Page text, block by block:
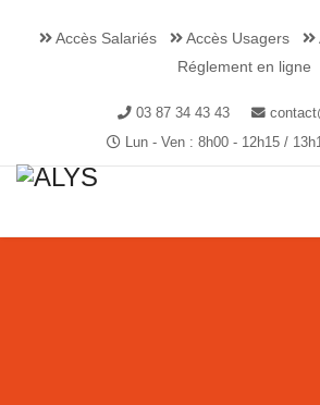
Accès Salariés Accès Usagers
Réglement en ligne
03 87 34 43 43
Lun - Ven : 8h00 - 12h15 /